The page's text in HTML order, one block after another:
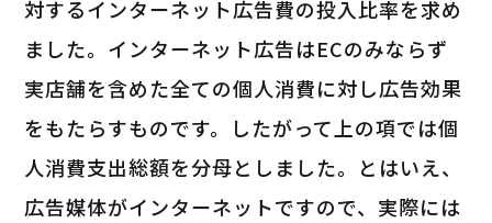
対するインターネット広告費の投入比率を求め
ました。インターネット広告はECのみならず
実店舗を含めた全ての個人消費に対し広告効果
をもたらすものです。したがって上の項では個
人消費支出総額を分母としました。とはいえ、
広告媒体がインターネットですので、実際には